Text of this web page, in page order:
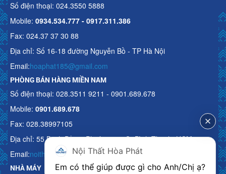
Số điện thoại: 024.3550 5888
Mobile: 0934.534.777 - 0917.311.386
Fax: 024.37 37 30 88
Địa chỉ: Số 16-18 đường Nguyễn Bồ - TP Hà Nội
Email:hoaphat185@gmail.com
PHÒNG BÁN HÀNG MIỀN NAM
Số điện thoại: 028.3511 9211 - 0901.689.678
Mobile: 0901.689.678
Fax: 028.38997105
Địa chỉ: 55 Bạch Đằng, Phường 15, Q. Bình Thạnh, HCM
Email:noithathoaphattot@gmail.com
NHÀ MÁY
Nội Thất Hòa Phát